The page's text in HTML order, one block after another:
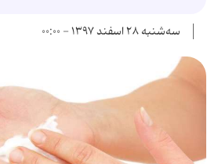
سه‌شنبه ۲۸ اسفند ۱۳۹۷ - ۰۰:۰۰